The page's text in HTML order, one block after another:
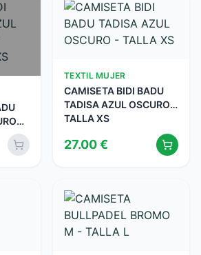
TEXTIL MUJER
CAMISETA BIDI BADU
TADISA AZUL OSCURO -
TALLA XS
27.00€